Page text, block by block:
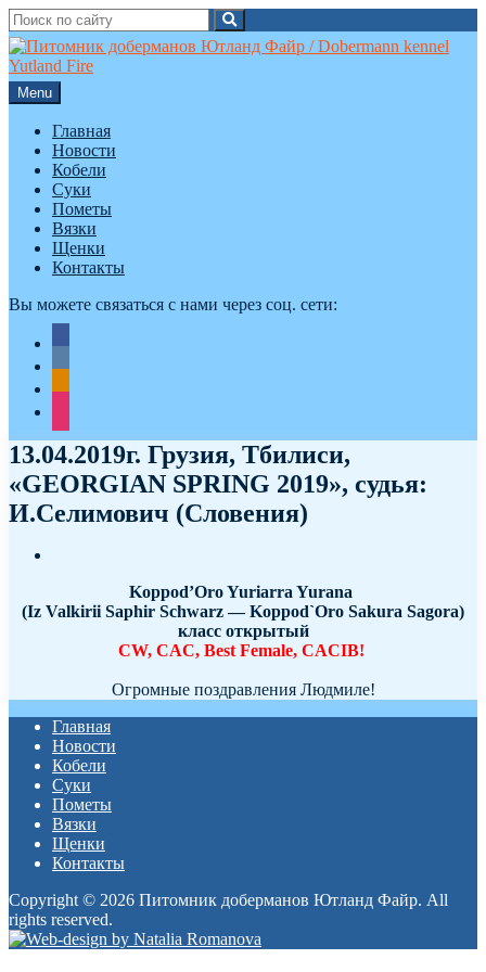
Search
for:
Search
Skip
to
content
Menu
Главная
Новости
Кобели
Суки
Пометы
Вязки
Щенки
Контакты
Вы можете связаться с нами через соц. сети:
13.04.2019г. Грузия, Тбилиси,
«GEORGIAN SPRING 2019», судья:
И.Селимович (Словения)
Koppod’Oro Yuriarra Yurana
(Iz Valkirii Saphir Schwarz — Koppod`Oro Sakura Sagora)
класс открытый
CW, CAC, Best Female, CACIB!
Огромные поздравления Людмиле!
Главная
Новости
Кобели
Суки
Пометы
Вязки
Щенки
Контакты
Copyright © 2026 Питомник доберманов Ютланд Файр. All
rights reserved.